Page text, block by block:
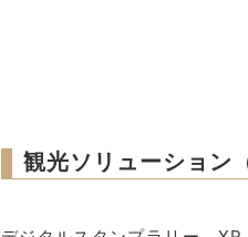
観光ソリューション